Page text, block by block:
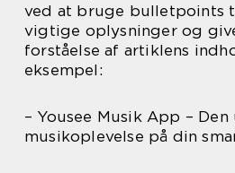
ved at bruge bulletpoints
vigtige oplysninger og
forståelse af artiklens
eksempel:
– Yousee Musik App –
musikoplevelse på din